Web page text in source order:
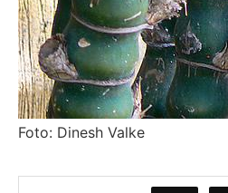
Foto: Dinesh Valke